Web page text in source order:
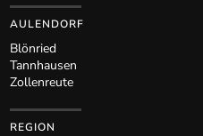
AULENDORF
Blönried
Tannhausen
Zollenreute
REGION